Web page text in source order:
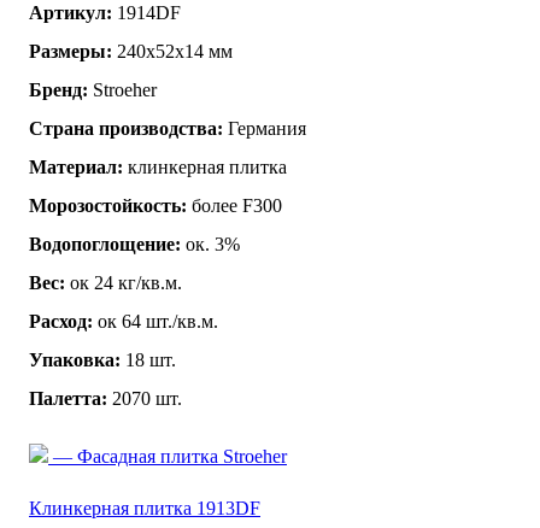
Артикул: 1914DF
Размеры: 240x52x14 мм
Бренд: Stroeher
Страна производства: Германия
Материал: клинкерная плитка
Морозостойкость: более F300
Водопоглощение: ок. 3%
Вес: ок 24 кг/кв.м.
Расход: ок 64 шт./кв.м.
Упаковка: 18 шт.
Палетта: 2070 шт.
— Фасадная плитка Stroeher
Клинкерная плитка 1913DF